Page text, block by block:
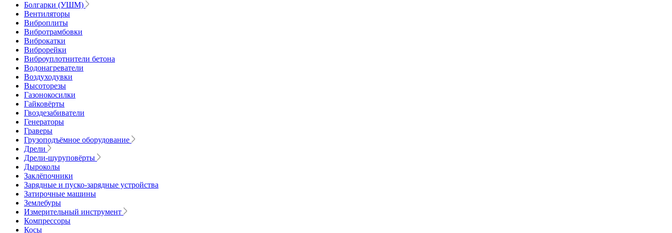
Болгарки (УШМ)
Вентиляторы
Виброплиты
Вибротрамбовки
Виброкатки
Виброрейки
Виброуплотнители бетона
Водонагреватели
Воздуходувки
Высоторезы
Газонокосилки
Гайковёрты
Гвоздезабиватели
Генераторы
Граверы
Грузоподъёмное оборудование
Дрели
Дрели-шуруповёрты
Дыроколы
Заклёпочники
Зарядные и пуско-зарядные устройства
Затирочные машины
Землебуры
Измерительный инструмент
Компрессоры
Косы